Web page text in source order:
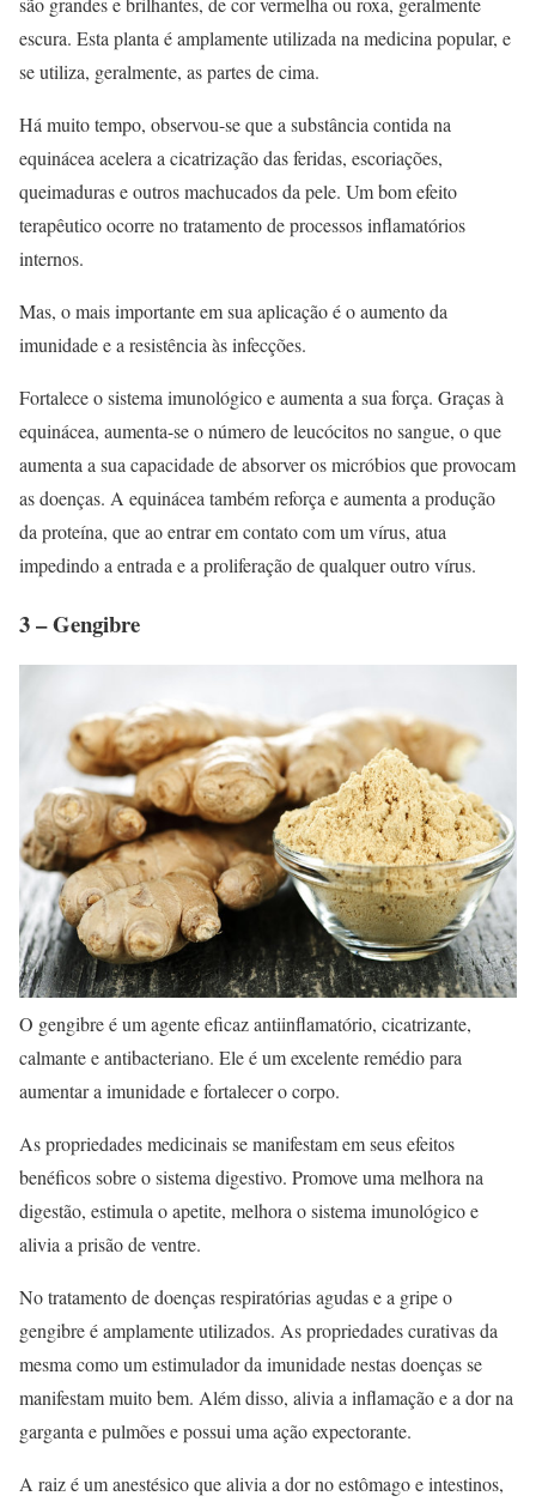
escura. Esta planta é amplamente utilizada na medicina popular, e
se utiliza, geralmente, as partes de cima.
Há muito tempo, observou-se que a substância contida na
equinácea acelera a cicatrização das feridas, escoriações,
queimaduras e outros machucados da pele. Um bom efeito
terapêutico ocorre no tratamento de processos inflamatórios
internos.
Mas, o mais importante em sua aplicação é o aumento da
imunidade e a resistência às infecções.
Fortalece o sistema imunológico e aumenta a sua força. Graças à
equinácea, aumenta-se o número de leucócitos no sangue, o que
aumenta a sua capacidade de absorver os micróbios que provocam
as doenças. A equinácea também reforça e aumenta a produção
da proteína, que ao entrar em contato com um vírus, atua
impedindo a entrada e a proliferação de qualquer outro vírus.
3 – Gengibre
O gengibre é um agente eficaz antiinflamatório, cicatrizante,
calmante e antibacteriano. Ele é um excelente remédio para
aumentar a imunidade e fortalecer o corpo.
As propriedades medicinais se manifestam em seus efeitos
benéficos sobre o sistema digestivo. Promove uma melhora na
digestão, estimula o apetite, melhora o sistema imunológico e
alivia a prisão de ventre.
No tratamento de doenças respiratórias agudas e a gripe o
gengibre é amplamente utilizados. As propriedades curativas da
mesma como um estimulador da imunidade nestas doenças se
manifestam muito bem. Além disso, alivia a inflamação e a dor na
garganta e pulmões e possui uma ação expectorante.
A raiz é um anestésico que alivia a dor no estômago e intestinos,